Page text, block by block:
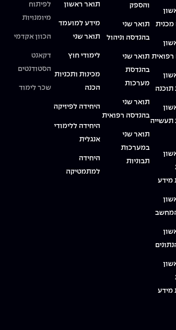
תוכנה
תעשייה
מידע
מידע
והספק
תואר שני
בהנדסה וניהול
תואר שני
בהנדסת
מערכות
תואר שני
בהנדסה רפואית
תואר שני
במערכות
תבוניות
תואר ראשון
מידע למועמד
תואר שני
לימודי חוץ
מכינות ותכניות
הכנה
היחידה לפיזיקה
היחידה ללימודי
אנגלית
היחידה
למתמטיקה
לפיתוח
מיומנויות
הכוון אקדמי
דקאנט
הסטודנטים
שכר לימוד